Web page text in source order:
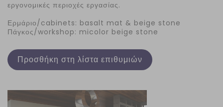
εργονομικές περιοχές εργασίας.
Ερμάριο/cabinets: basalt mat & beige stone
Πάγκος/workshop: micolor beige stone
Προσθήκη στη λίστα επιθυμιών